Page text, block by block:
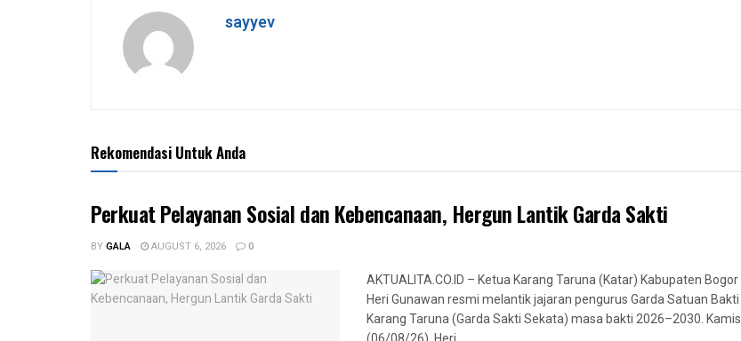
sayyev
Rekomendasi Untuk Anda
Perkuat Pelayanan Sosial dan Kebencanaan, Hergun Lantik Garda Sakti
BYGALA AUGUST 6, 2026 0
AKTUALITA.CO.ID – Ketua Karang Taruna (Katar) Kabupaten Bogor
Heri Gunawan resmi melantik jajaran pengurus Garda Satuan Bakti
Karang Taruna (Garda Sakti Sekata) masa bakti 2026–2030. Kamis